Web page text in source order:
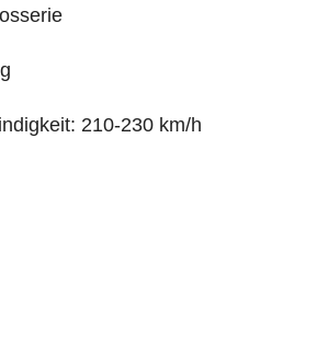
210-230 km/h